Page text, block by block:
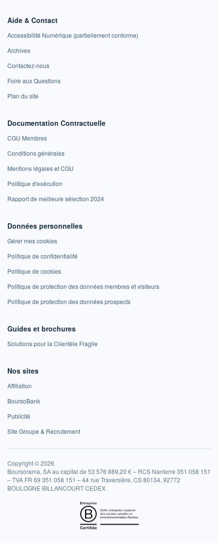
Aide & Contact
Accessibilité Numérique (partiellement conforme)
Archives
Contactez-nous
Foire aux Questions
Plan du site
Documentation Contractuelle
CGU Membres
Conditions générales
Mentions légales et CGU
Politique d'exécution
Rapport de meilleure sélection 2024
Données personnelles
Gérer mes cookies
Politique de confidentialité
Politique de cookies
Politique de protection des données membres et visiteurs
Politique de protection des données prospects
Guides et brochures
Solutions pour la Clientèle Fragile
Nos sites
Affiliation
BoursoBank
Publicité
Site Groupe & Recrutement
Copyright © 2026
Boursorama, SA au capital de 53 576 889,20 € – RCS Nanterre 351 058 151
– TVA FR 69 351 058 151 – 44 rue Traversière, CS 80134, 92772
BOULOGNE BILLANCOURT CEDEX